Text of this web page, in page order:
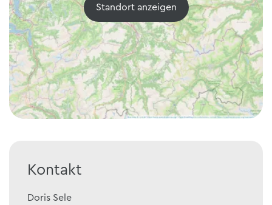
Standort anzeigen
Kontakt
Doris Sele